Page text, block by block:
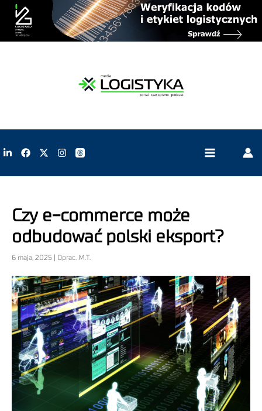
Czy e-commerce może
odbudować polski eksport?
6 maja, 2025 | Oprac. M.T.